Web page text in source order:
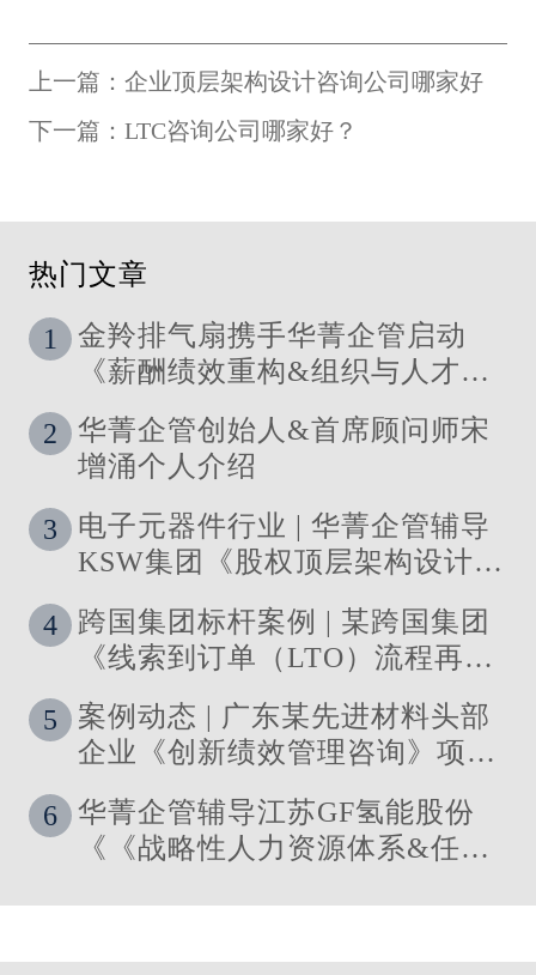
上一篇：企业顶层架构设计咨询公司哪家好
下一篇：LTC咨询公司哪家好？
热门文章
1
金羚排气扇携手华菁企管启动
《薪酬绩效重构&组织与人才发
2
华菁企管创始人&首席顾问师宋
增涌个人介绍
3
电子元器件行业 | 华菁企管辅导
KSW集团《股权顶层架构设计及
4
跨国集团标杆案例 | 某跨国集团
《线索到订单（LTO）流程再造
与资源优化》 管理咨询项目圆满
落地
5
案例动态 | 广东某先进材料头部
企业《创新绩效管理咨询》项目
6
华菁企管辅导江苏GF氢能股份
《《战略性人力资源体系&任职